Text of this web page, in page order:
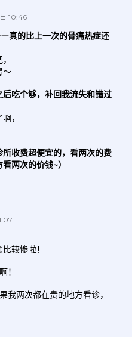
10:46
真的比上一次的骨痛热症还
～
吃个够，补回我流失和错过
，
所收费超便宜的，看两次的费
两次的价钱~）
较惨啦！
！
我两次都在贵的地方看诊，